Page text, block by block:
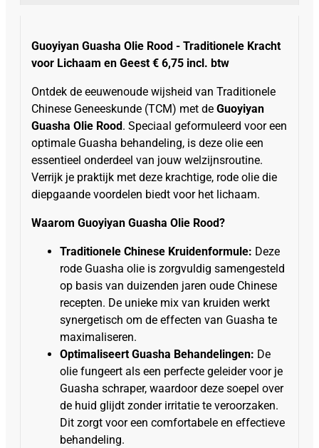
Guoyiyan Guasha Olie Rood - Traditionele Kracht
voor Lichaam en Geest € 6,75 incl. btw
Ontdek de eeuwenoude wijsheid van Traditionele
Chinese Geneeskunde (TCM) met de Guoyiyan
Guasha Olie Rood . Speciaal geformuleerd voor een
optimale Guasha behandeling, is deze olie een
essentieel onderdeel van jouw welzijnsroutine.
Verrijk je praktijk met deze krachtige, rode olie die
diepgaande voordelen biedt voor het lichaam.
Waarom Guoyiyan Guasha Olie Rood?
Traditionele Chinese Kruidenformule: Deze
rode Guasha olie is zorgvuldig samengesteld
op basis van duizenden jaren oude Chinese
recepten. De unieke mix van kruiden werkt
synergetisch om de effecten van Guasha te
maximaliseren.
Optimaliseert Guasha Behandelingen: De
olie fungeert als een perfecte geleider voor je
Guasha schraper, waardoor deze soepel over
de huid glijdt zonder irritatie te veroorzaken.
Dit zorgt voor een comfortabele en effectieve
behandeling.